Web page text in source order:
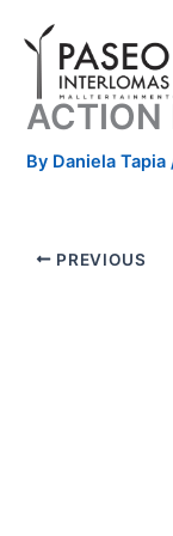
content
By Daniela Tapia
PREVIOUS